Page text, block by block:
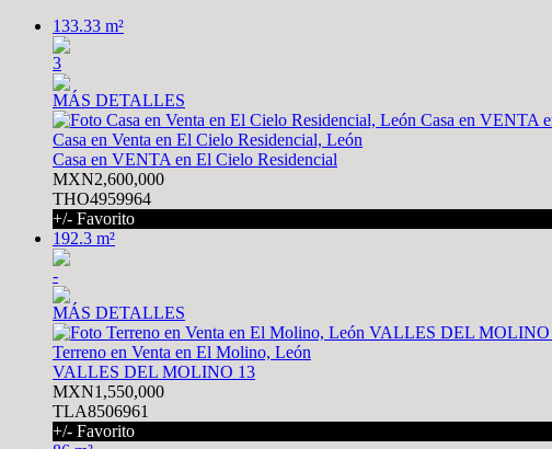
133.33 m²
3
MÁS DETALLES
Casa en Venta en El Cielo Residencial, León
Casa en VENTA en El Cielo Residencial
MXN2,600,000
THO4959964
+/- Favorito
192.3 m²
-
MÁS DETALLES
Terreno en Venta en El Molino, León
VALLES DEL MOLINO 13
MXN1,550,000
TLA8506961
+/- Favorito